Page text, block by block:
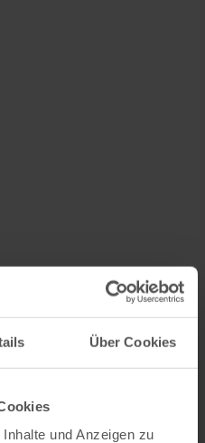
Über Cookies
und Anzeigen zu